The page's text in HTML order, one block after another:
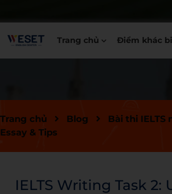
Trang chủ Điểm khác
Trang chủ Blog Bài thi IELTS
Essay & Tips
IELTS Writing Task 2: